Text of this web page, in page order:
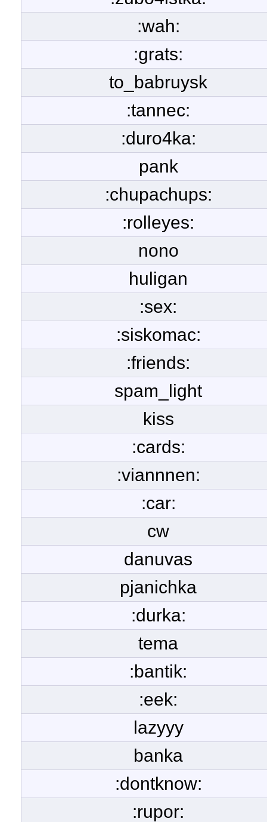
:wah:
:grats:
to_babruysk
:tannec:
:duro4ka:
pank
:chupachups:
:rolleyes:
nono
huligan
:sex:
:siskomac:
:friends:
spam_light
kiss
:cards:
:viannnen:
:car:
cw
danuvas
pjanichka
:durka:
tema
:bantik:
:eek:
lazyyy
banka
:dontknow:
:rupor: